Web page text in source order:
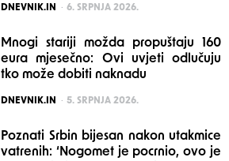
POSTED
DNEVNIK.IN 6. SRPNJA 2026.
Mnogi stariji možda propuštaju 160
eura mjesečno: Ovi uvjeti odlučuju
tko može dobiti naknadu
POSTED
DNEVNIK.IN 5. SRPNJA 2026.
Poznati Srbin bijesan nakon utakmice
vatrenih: ‘Nogomet je pocrnio, ovo je